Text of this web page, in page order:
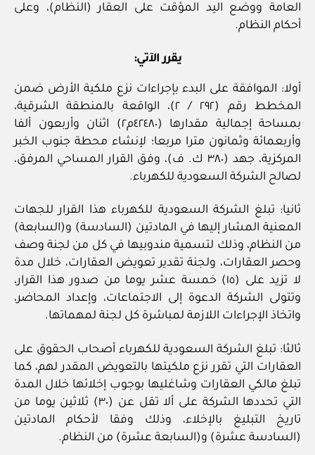
العامة ووضع اليد المؤقت على العقار (النظام)، وعلى
أحكام النظام.
يقرر الآتي:
أولا: الموافقة على البدء بإجراءات نزع ملكية الأرض ضمن
المخطط رقم (٢٩٢ / ٢)، الواقعة بالمنطقة الشرقية،
بمساحة إجمالية مقدارها (٤٢٤٨٠م٢) اثنان وأربعون ألفا
وأربعمائة وثمانون مترا مربعا؛ لإنشاء محطة جنوب الخبر
المركزية، جهد (٣٨٠ ك. ف)، وفق القرار المساحي المرفق،
لصالح الشركة السعودية للكهرباء.
ثانيا: تبلغ الشركة السعودية للكهرباء هذا القرار للجهات
المعنية المشار إليها في المادتين (السادسة) و(السابعة)
من النظام، وذلك لتسمية مندوبيها في كل من لجنة وصف
وحصر العقارات، ولجنة تقدير تعويض العقارات، خلال مدة
لا تزيد على (١٥) خمسة عشر يوما من صدور هذا القرار،
وتتولى الشركة الدعوة إلى الاجتماعات، وإعداد المحاضر،
واتخاذ الإجراءات اللازمة لمباشرة كل لجنة لمهماتها.
ثالثا: تبلغ الشركة السعودية للكهرباء أصحاب الحقوق على
العقارات التي تقرر نزع ملكيتها بالتعويض المقدر لهم، كما
تبلغ مالكي العقارات وشاغليها بوجوب إخلائها خلال المدة
التي تحددها الشركة على ألا تقل عن (٣٠) ثلاثين يوما من
تاريخ التبليغ بالإخلاء، وذلك وفقا لأحكام المادتين
(السادسة عشرة) و(السابعة عشرة) من النظام.